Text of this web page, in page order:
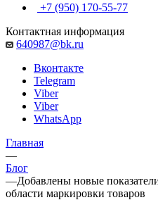
+7 (950) 170-55-77
Контактная информация
640987@bk.ru
Вконтакте
Telegram
Viber
Viber
WhatsApp
Главная
—
Блог
—Добавлены новые
области маркировки товаров